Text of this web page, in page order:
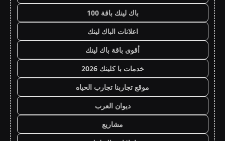
باك لينك باقة 100
اعلانات الباك لينك
أقوى باقة باك لينك
خدمات با كلينك 2026
موقع تجاربنا تجارب الحياه
ديوان العرب
مشاريع